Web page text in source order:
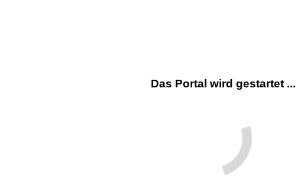
Das Portal wird gestartet ...